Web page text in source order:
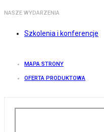
NASZE WYDARZENIA
Szkolenia i konferencje
MAPA STRONY
OFERTA PRODUKTOWA